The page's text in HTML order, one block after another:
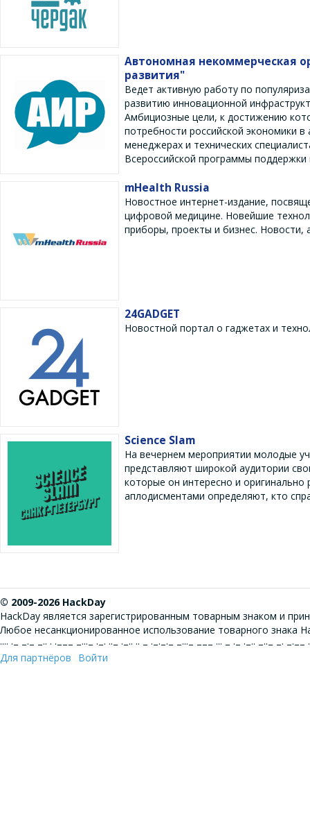
Автономная некоммерческая
развития"
Ведет активную работу по
развитию инновационной
Амбициозные цели, к достижению
потребности российской экономики
менеджерах и технических
Всероссийской программы
mHealth Russia
Новостное интернет-издание,
цифровой медицине. Новейшие
приборы, проекты и бизнес. Новости,
24GADGET
Новостной портал о гаджетах и
Science Slam
На вечернем мероприятии молодые
представляют широкой аудитории
которые он интересно и оригинально
аплодисментами определяют, кто
© 2009-2026 HackDay
HackDay является зарегистрированным товарным знаком и
Любое несанкционированное использование товарного знака
···· ·– –·– –·· · ·––– –···– ·–· ··– ·–·· ·· – ·–·–·– –···– ––– ··· – ·– ·–·· –··– –·
Для партнёров
Войти